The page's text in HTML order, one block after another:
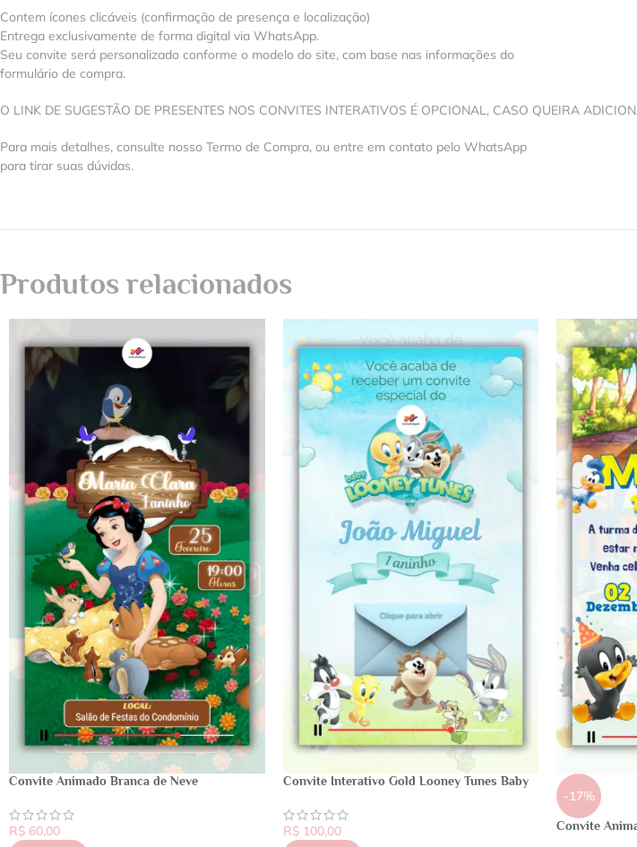
Contem ícones clicáveis (confirmação de presença e localização)
Entrega exclusivamente de forma digital via WhatsApp.
Seu convite será personalizado conforme o modelo do site, com base nas informações do
formulário de compra.
O LINK DE SUGESTÃO DE PRESENTES NOS CONVITES INTERATIVOS É OPCIONAL, CASO QUEIRA
Para mais detalhes, consulte nosso Termo de Compra, ou entre em contato pelo WhatsApp
para tirar suas dúvidas.
Produtos relacionados
Convite Animado Branca de Neve
R$ 60,00
Convite Interativo Gold Looney Tunes Baby
R$100,00
-17%
Convite